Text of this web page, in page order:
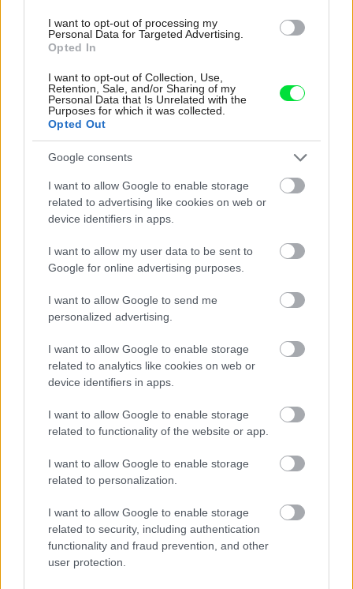
I want to opt-out of processing my
Personal Data for Targeted Advertising.
Opted In
I want to opt-out of Collection, Use,
Retention, Sale, and/or Sharing of my
Personal Data that Is Unrelated with the
Purposes for which it was collected.
Opted Out
Google consents
I want to allow Google to enable storage
related to advertising like cookies on web or
device identifiers in apps.
I want to allow my user data to be sent to
Google for online advertising purposes.
I want to allow Google to send me
personalized advertising.
I want to allow Google to enable storage
related to analytics like cookies on web or
device identifiers in apps.
I want to allow Google to enable storage
related to functionality of the website or app.
I want to allow Google to enable storage
related to personalization.
I want to allow Google to enable storage
related to security, including authentication
functionality and fraud prevention, and other
user protection.
Diskusia